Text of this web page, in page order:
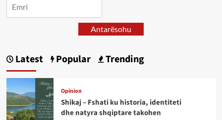
Antarësohu
Latest Popular Trending
Opinion
Shikaj – Fshati ku historia, identiteti
dhe natyra shqiptare takohen